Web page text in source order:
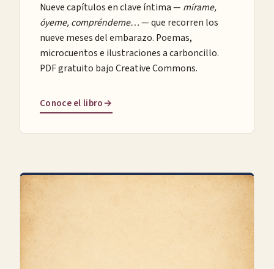
Nueve capítulos en clave íntima — mírame,
óyeme, compréndeme…— que recorren los
nueve meses del embarazo. Poemas,
microcuentos e ilustraciones a carboncillo.
PDF gratuito bajo Creative Commons.
Conoce el libro→